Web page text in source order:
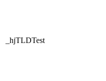
_hjTLDTest